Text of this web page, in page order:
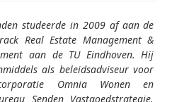
studeerde in 2009 af aan de
Real Estate Management &
aan de TU Eindhoven. Hij
als beleidsadviseur voor
Omnia Wonen en
Senden Vastgoedstrategie.